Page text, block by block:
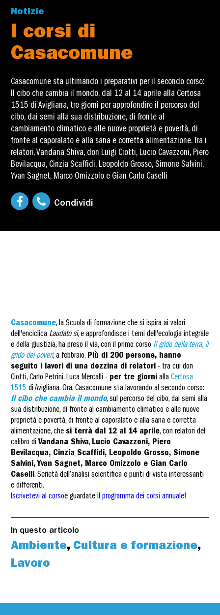
Notizie
I corsi di
Casacomune
Casacomune sta ultimando i preparativi per il secondo corso:
Il cibo che cambia il mondo, dal 12 al 14 aprile alla Certosa
1515 di Avigliana, tre giorni per approfondire il percorso del
cibo, dai semi alla sua distribuzione, di fronte al
cambiamento climatico e alle nuove proprietà e povertà, di
fronte al caporalato e alla sana e corretta alimentazione. Tra i
relatori, Vandana Shiva, don Luigi Ciotti, Lucio Cavazzoni, Piero
Bevilacqua, Cinzia Scaffidi, Leopoldo Grosso, Simone Salvini,
Yvan Sagnet, Marco Omizzolo e Gian Carlo Caselli
Condividi
Casacomune, la Scuola di formazione che si ispira ai valori
dell'enciclica Laudato sì, e approfondisce i temi dell'ecologia integrale
e della giustizia, ha preso il via, con il primo corso Il grido della terra, il
grido dei poveri, a febbraio. Più di 200 persone, hanno
seguito i lavori di una dozzina di relatori - tra cui don
Ciotti, Carlo Petrini, Luca Mercalli - per tre giorni allaCertosa
1515 di Avigliana. Ora, Casacomune sta lavorando al secondo corso:
Il cibo che cambia il mondo, sul percorso del cibo, dai semi alla
sua distribuzione, di fronte al cambiamento climatico e alle nuove
proprietà e povertà, di fronte al caporalato e alla sana e corretta
alimentazione, chesi terrà dal 12 al 14 aprile, con relatori del
calibro diVandana Shiva, Lucio Cavazzoni, Piero
Bevilacqua, Cinzia Scaffidi, Leopoldo Grosso, Simone
Salvini, Yvan Sagnet, Marco Omizzolo e Gian Carlo
Caselli. Serietà dell’analisi scientifica e punti di vista interessanti
e differenti.
Iscrivetevi al corsoe guardate ilprogramma dei corsi annuale!
In questo articolo
Ambiente, Cultura e formazione,
Lavoro